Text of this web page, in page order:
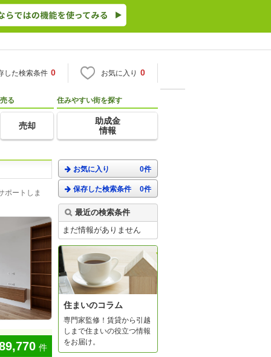
した検索条件 0 お気に入り 0
売る
売却
住みやすい街を探す
助成金
情報
ポートしま
件
お気に入り 0件
保存した検索条件 0件
最近の検索条件
まだ情報がありません
住まいのコラム
専門家監修！賃貸から引越
しまで住まいの役立つ情報
をお届け。